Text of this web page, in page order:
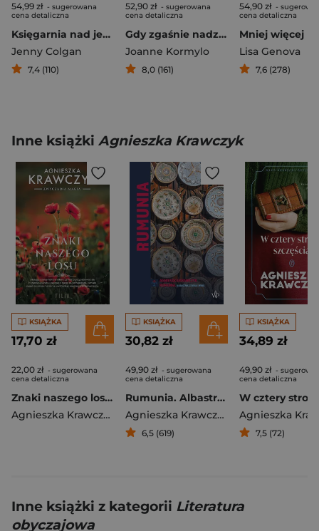
54,99 zł - sugerowana
cena detaliczna
Księgarnia nad jeziorem
Jenny Colgan
7,4 (110)
52,90 zł - sugerowana
cena detaliczna
Gdy zgaśnie nadzieja
Joanne Kormylo
8,0 (161)
54,90 zł -
cena detaliczna
Lisa Genova
7,6 (278)
Inne książki Agnieszka Krawczyk
KSIĄŻKA
17,70 zł
22,00 zł - sugerowana
cena detaliczna
Znaki naszego losu wyd. kieszonkowe
Agnieszka Krawczyk
KSIĄŻKA
30,82 zł
49,90 zł - sugerowana
cena detaliczna
Rumunia. Albastru, ciorba i wino
Agnieszka Krawczyk
6,5 (619)
KSIĄŻKA
34,89 zł
49,90 zł -
cena detaliczna
7,5 (72)
Inne książki z kategorii Literatura
obyczajowa